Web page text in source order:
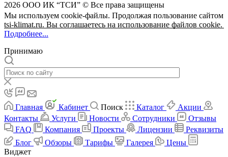
2026 ООО ИК “ТСИ” © Все права защищены
Мы используем cookie-файлы. Продолжая пользование сайтом
tsi-klimat.ru. Вы соглашаетесь на использование файлов cookie.
Подробнее...
Принимаю
Главная Кабинет Поиск Каталог
Акции
Контакты
Услуги Новости Сотрудники
Отзывы
FAQ
Компания Проекты Лицензии
Реквизиты
Блог
Обзоры Тарифы Галерея
Цены
Виджет